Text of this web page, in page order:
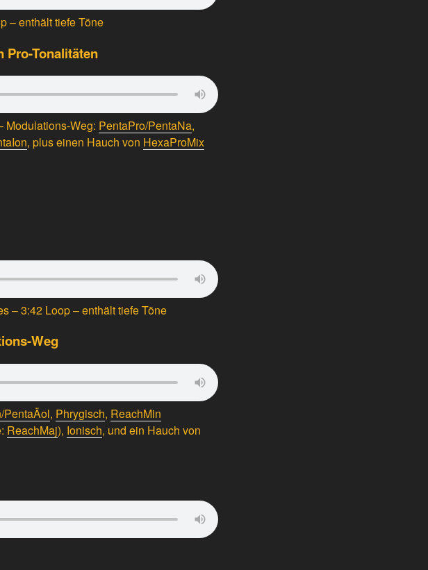
– enthält tiefe Töne
Pro-Tonalitäten
Modulations-Weg: PentaPro/PentaNa,
, plus einen Hauch von HexaProMix
– 3:42 Loop – enthält tiefe Töne
Weg
PentaÄol, Phrygisch, ReachMin
ReachMaj), Ionisch, und ein Hauch von